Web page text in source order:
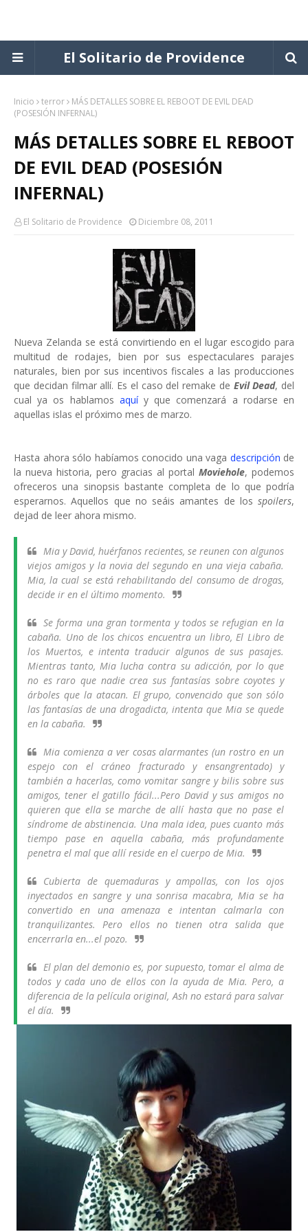
El Solitario de Providence
Inicio terror
MÁS DETALLES SOBRE EL REBOOT DE EVIL DEAD
(POSESIÓN INFERNAL)
MÁS DETALLES SOBRE EL REBOOT
DE EVIL DEAD (POSESIÓN
INFERNAL)
El Solitario de Providence Diciembre 08, 2011
Nueva Zelanda se está convirtiendo en el lugar escogido para
multitud de rodajes, bien por sus espectaculares parajes
naturales, bien por sus incentivos fiscales a las producciones
que decidan filmar allí. Es el caso del remake de Evil Dead, del
cual ya os hablamos aquíy que comenzará a rodarse en
aquellas islas el próximo mes de marzo.
Hasta ahora sólo habíamos conocido una vaga descripción de
la nueva historia, pero gracias al portal Moviehole, podemos
ofreceros una sinopsis bastante completa de lo que podría
esperarnos. Aquellos que no seáis amantes de los spoilers,
dejad de leer ahora mismo.
Mia y David, huérfanos recientes, se reunen con algunos
viejos amigos y la novia del segundo en una vieja cabaña.
Mia, la cual se está rehabilitando del consumo de drogas,
decide ir en el último momento.
Se forma una gran tormenta y todos se refugian en la
cabaña. Uno de los chicos encuentra un libro, El Libro de
los Muertos, e intenta traducir algunos de sus pasajes.
Mientras tanto, Mia lucha contra su adicción, por lo que
no es raro que nadie crea sus fantasías sobre coyotes y
árboles que la atacan. El grupo, convencido que son sólo
las fantasías de una drogadicta, intenta que Mia se quede
en la cabaña.
Mia comienza a ver cosas alarmantes (un rostro en un
espejo con el cráneo fracturado y ensangrentado) y
también a hacerlas, como vomitar sangre y bilis sobre sus
amigos, tener el gatillo fácil...Pero David y sus amigos no
quieren que ella se marche de allí hasta que no pase el
síndrome de abstinencia. Una mala idea, pues cuanto más
tiempo pase en aquella cabaña, más profundamente
penetra el mal que allí reside en el cuerpo de Mia.
Cubierta de quemaduras y ampollas, con los ojos
inyectados en sangre y una sonrisa macabra, Mia se ha
convertido en una amenaza e intentan calmarla con
tranquilizantes. Pero ellos no tienen otra salida que
encerrarla en...el pozo.
El plan del demonio es, por supuesto, tomar el alma de
todos y cada uno de ellos con la ayuda de Mia. Pero, a
diferencia de la película original, Ash no estará para salvar
el día.